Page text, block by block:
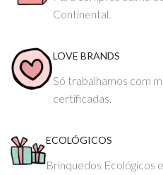
Continental.
LOVE BRANDS
Só trabalhamos com
certificadas.
ECOLÓGICOS
Brinquedos Ecológicos